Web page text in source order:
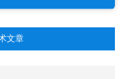
文章